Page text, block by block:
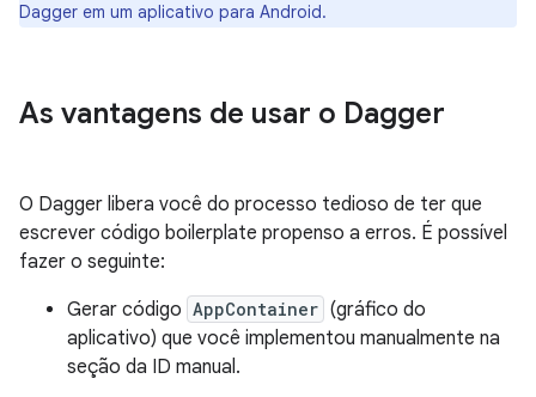
Dagger em um aplicativo para Android.
As vantagens de usar o Dagger
O Dagger libera você do processo tedioso de ter que
escrever código boilerplate propenso a erros. É possível
fazer o seguinte:
Gerar código AppContainer (gráfico do
aplicativo) que você implementou manualmente na
seção da ID manual.